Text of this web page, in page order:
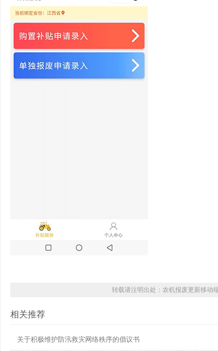
转载请注明出处：农机报废更新移动
相关推荐
关于积极维护防汛救灾网络秩序的倡议书